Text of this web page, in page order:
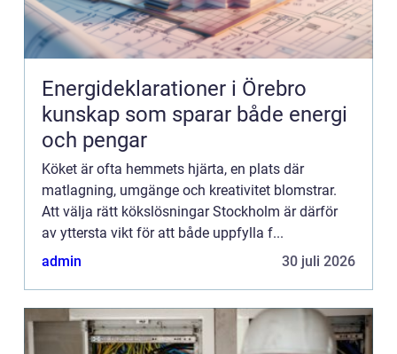
Energideklarationer i Örebro
kunskap som sparar både energi
och pengar
Köket är ofta hemmets hjärta, en plats där
matlagning, umgänge och kreativitet blomstrar.
Att välja rätt kökslösningar Stockholm är därför
av yttersta vikt för att både uppfylla f...
admin
30 juli 2026